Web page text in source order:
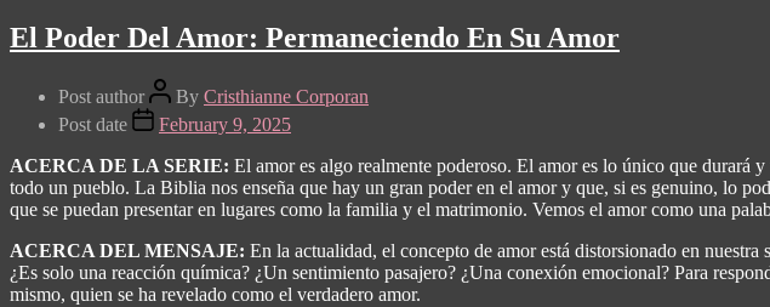
El Poder Del Amor: Permaneciendo En Su Amor
Post author By Cristhianne Corporan
Post date
February 9, 2025
ACERCA DE LA SERIE: El amor es algo realmente poderoso. El amor es lo único que durará
todo un pueblo. La Biblia nos enseña que hay un gran poder en el amor y que, si es genuino, lo
que se puedan presentar en lugares como la familia y el matrimonio. Vemos el amor como una
ACERCA DEL MENSAJE: En la actualidad, el concepto de amor está distorsionado en
¿Es solo una reacción química? ¿Un sentimiento pasajero? ¿Una conexión emocional? Para
mismo, quien se ha revelado como el verdadero amor.